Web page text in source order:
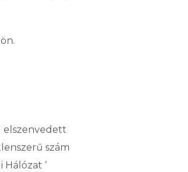
elszenvedett
szám
‘